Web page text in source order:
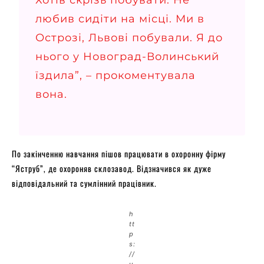
любив сидіти на місці. Ми в
Острозі, Львові побували. Я до
нього у Новоград-Волинський
їздила”, – прокоментувала
вона.
По закінченню навчання пішов працювати в охоронну фірму
“Яструб”, де охороняв склозавод. Відзначився як дуже
відповідальний та сумлінний працівник.
h
tt
p
s:
//